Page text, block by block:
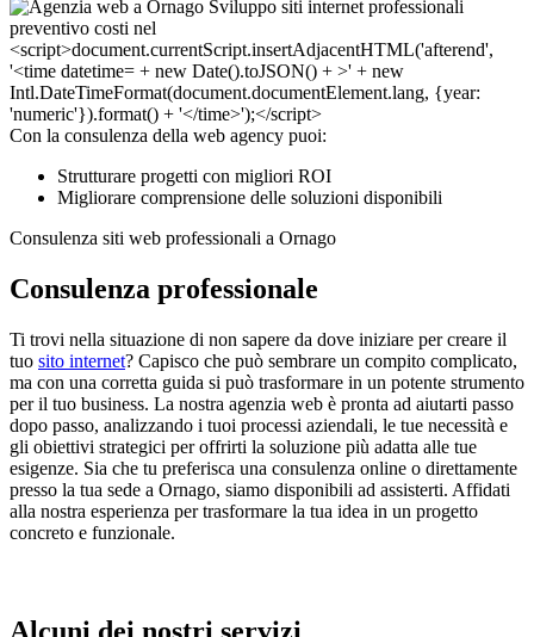
Con la consulenza della web agency puoi:
Strutturare progetti con migliori ROI
Migliorare comprensione delle soluzioni disponibili
Consulenza siti web professionali a Ornago
Consulenza professionale
Ti trovi nella situazione di non sapere da dove iniziare per creare il
tuo sito internet? Capisco che può sembrare un compito complicato,
ma con una corretta guida si può trasformare in un potente strumento
per il tuo business. La nostra agenzia web è pronta ad aiutarti passo
dopo passo, analizzando i tuoi processi aziendali, le tue necessità e
gli obiettivi strategici per offrirti la soluzione più adatta alle tue
esigenze. Sia che tu preferisca una consulenza online o direttamente
presso la tua sede a Ornago, siamo disponibili ad assisterti. Affidati
alla nostra esperienza per trasformare la tua idea in un progetto
concreto e funzionale.